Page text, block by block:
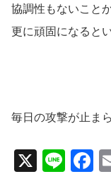
協調性もないこと
更に頑固になると
毎日の攻撃が止ま
X
Li
F